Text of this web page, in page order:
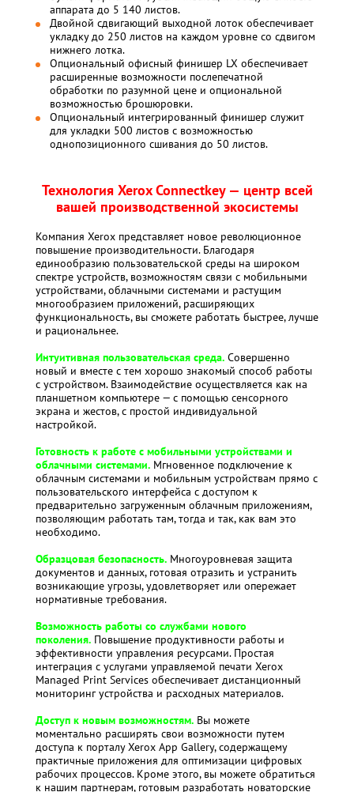
аппарата до 5 140 листов.
Двойной сдвигающий выходной лоток обеспечивает
укладку до 250 листов на каждом уровне со сдвигом
нижнего лотка.
Опциональный офисный финишер LX обеспечивает
расширенные возможности послепечатной
обработки по разумной цене и опциональной
возможностью брошюровки.
Опциональный интегрированный финишер служит
для укладки 500 листов с возможностью
однопозиционного сшивания до 50 листов.
Технология Xerox Connectkey — центр всей
вашей производственной экосистемы
Компания Xerox представляет новое революционное
повышение производительности. Благодаря
единообразию пользовательской среды на широком
спектре устройств, возможностям связи с мобильными
устройствами, облачными системами и растущим
многообразием приложений, расширяющих
функциональность, вы сможете работать быстрее, лучше
и рациональнее.
Интуитивная пользовательская среда. Совершенно
новый и вместе с тем хорошо знакомый способ работы
с устройством. Взаимодействие осуществляется как на
планшетном компьютере — с помощью сенсорного
экрана и жестов, с простой индивидуальной
настройкой.
Готовность к работе с мобильными устройствами и
облачными системами. Мгновенное подключение к
облачным системами и мобильным устройствам прямо с
пользовательского интерфейса с доступом к
предварительно загруженным облачным приложениям,
позволяющим работать там, тогда и так, как вам это
необходимо.
Образцовая безопасность. Многоуровневая защита
документов и данных, готовая отразить и устранить
возникающие угрозы, удовлетворяет или опережает
нормативные требования.
Возможность работы со службами нового
поколения. Повышение продуктивности работы и
эффективности управления ресурсами. Простая
интеграция с услугами управляемой печати Xerox
Managed Print Services обеспечивает дистанционный
мониторинг устройства и расходных материалов.
Доступ к новым возможностям. Вы можете
моментально расширять свои возможности путем
доступа к порталу Xerox App Gallery, содержащему
практичные приложения для оптимизации цифровых
рабочих процессов. Кроме этого, вы можете обратиться
к нашим партнерам, готовым разработать новаторские